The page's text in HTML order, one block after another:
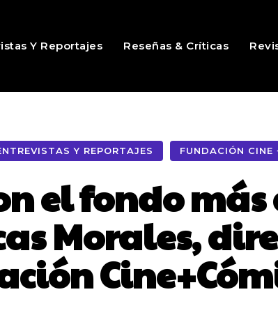
Y Reportajes Reseñas & Críticas
Y REPORTAJES FUNDACIÓN CINE
el fondo
Morales,